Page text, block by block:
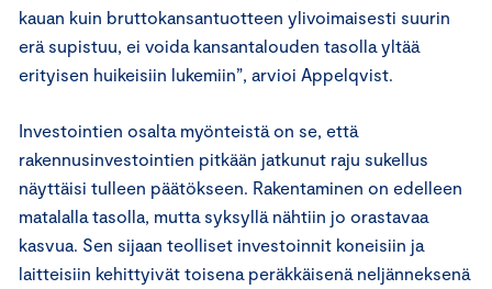
kauan kuin bruttokansantuotteen ylivoimaisesti suurin
erä supistuu, ei voida kansantalouden tasolla yltää
erityisen huikeisiin lukemiin”, arvioi Appelqvist.
Investointien osalta myönteistä on se, että
rakennusinvestointien pitkään jatkunut raju sukellus
näyttäisi tulleen päätökseen. Rakentaminen on edelleen
matalalla tasolla, mutta syksyllä nähtiin jo orastavaa
kasvua. Sen sijaan teolliset investoinnit koneisiin ja
laitteisiin kehittyivät toisena peräkkäisenä neljänneksenä